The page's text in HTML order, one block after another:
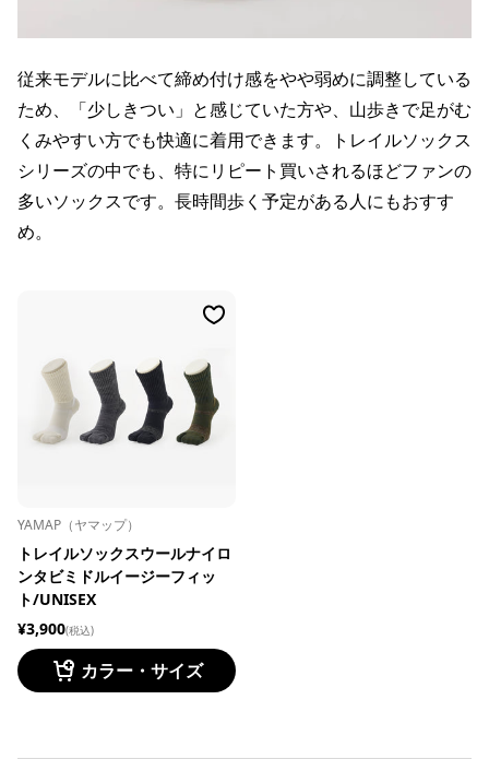
従来モデルに比べて締め付け感をやや弱めに調整している
ため、「少しきつい」と感じていた方や、山歩きで足がむ
くみやすい方でも快適に着用できます。トレイルソックス
シリーズの中でも、特にリピート買いされるほどファンの
多いソックスです。長時間歩く予定がある人にもおすす
め。
YAMAP（ヤマップ）
トレイルソックスウールナイロ
ンタビミドルイージーフィッ
ト/UNISEX
¥3,900(税込)
カラー・サイズ